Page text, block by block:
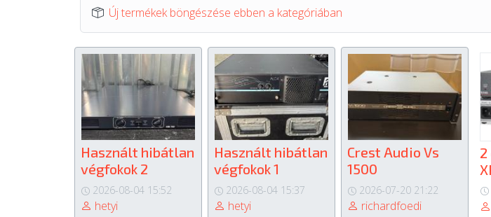
Új termékek böngészése ebben a kategóriában
Használt hibátlan
végfokok 2
2026-08-04 15:52
hetyi
Használt hibátlan
végfokok 1
2026-08-04 15:37
hetyi
Crest Audio Vs
1500
2026-07-20 21:22
richardfoedi
2